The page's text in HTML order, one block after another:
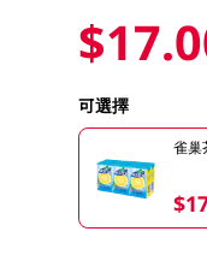
可選擇
雀巢